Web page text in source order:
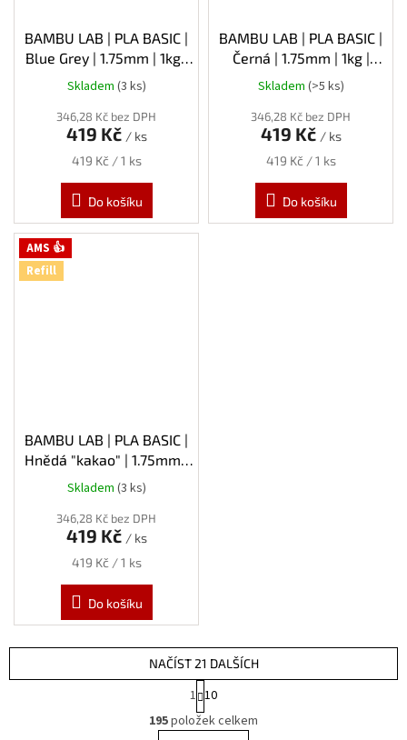
BAMBU LAB | PLA BASIC |
Blue Grey | 1.75mm | 1kg |
Refill
Skladem (3 ks)
346,28 Kč bez DPH
419 Kč / ks
Měrná
419 Kč / 1 ks
Do košíku
BAMBU LAB | PLA BASIC |
Černá | 1.75mm | 1kg |
Refill
Skladem (>5 ks)
346,28 Kč bez DPH
419 Kč / ks
Měrná
419 Kč / 1 ks
Do košíku
AMS 👍
Refill
BAMBU LAB | PLA BASIC |
Hnědá "kakao" | 1.75mm |
1kg | Refill
Skladem (3 ks)
346,28 Kč bez DPH
419 Kč / ks
Měrná
419 Kč / 1 ks
Do košíku
O
v
NAČÍST 21 DALŠÍCH
S
t
r
á
1 10
195položek celkem